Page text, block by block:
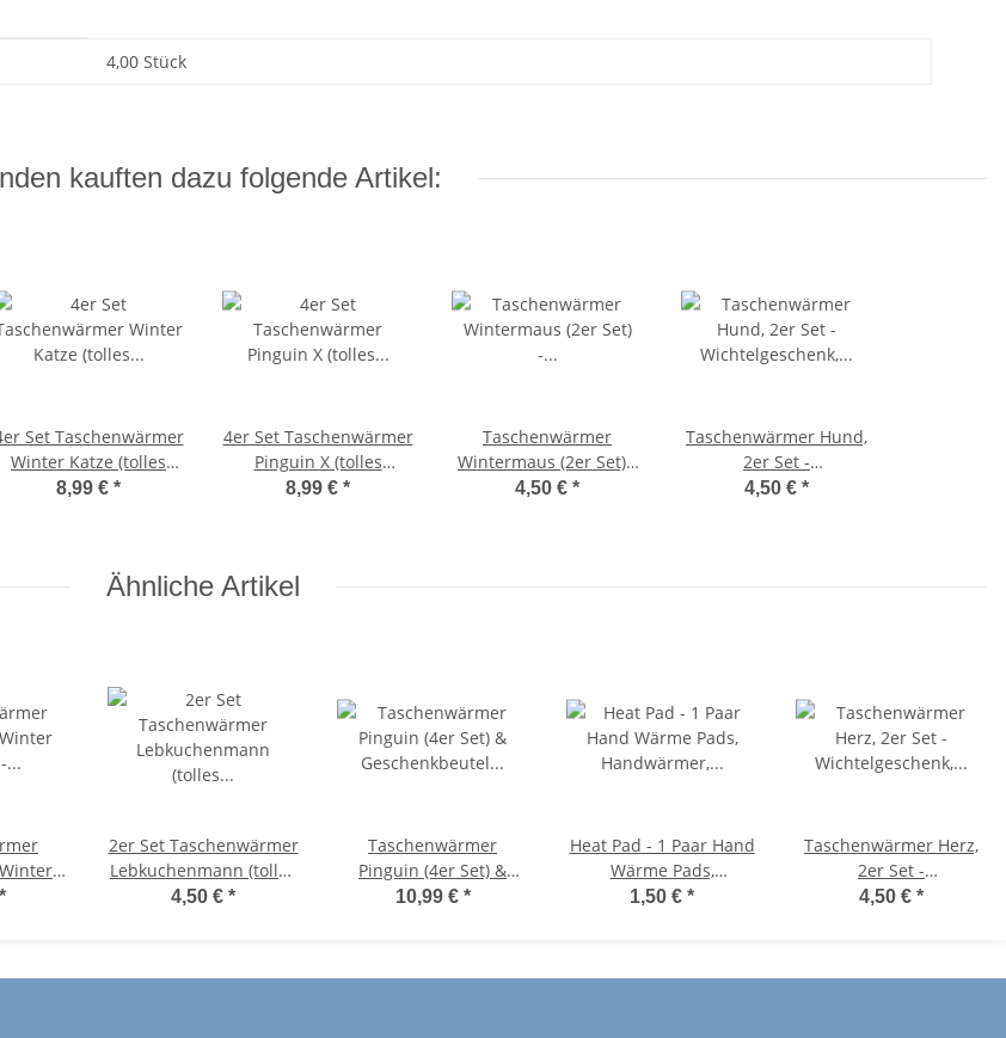
4,00 Stück
kauften dazu folgende Artikel:
Set Taschenwärmer
Winter Katze (tolles
Wichtelgeschenk)
8,99 € *
4er Set Taschenwärmer
Pinguin X (tolles
Wichtelgeschenk)
8,99 € *
Taschenwärmer
Wintermaus (2er Set) -
Wichtelgeschenk,
4,50 € *
Taschenwärmer Hund,
2er Set -
Wichtelgeschenk,
4,50 € *
Ähnliche Artikel
*
2er Set Taschenwärmer
Lebkuchenmann (tolles
Wichtelgeschenk)
4,50 € *
Taschenwärmer
Pinguin (4er Set) &
Geschenkbeutel
10,99 € *
Heat Pad - 1 Paar Hand
Wärme Pads,
Handwärmer,
1,50 € *
Taschenwärmer Herz,
2er Set -
Wichtelgeschenk,
4,50 € *